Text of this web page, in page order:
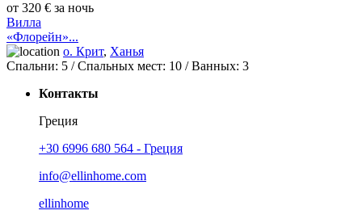
от 320 € за ночь
Вилла
«Флорейн»...
о. Крит, Ханья
Спальни: 5 / Спальных мест: 10 /Ванных: 3
Контакты
Греция
+30 6996 680 564 - Греция
info@ellinhome.com
ellinhome